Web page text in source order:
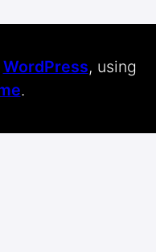
WordPress, using
.